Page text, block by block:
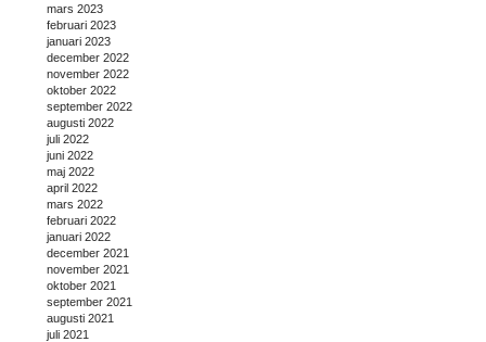
mars 2023
februari 2023
januari 2023
december 2022
november 2022
oktober 2022
september 2022
augusti 2022
juli 2022
juni 2022
maj 2022
april 2022
mars 2022
februari 2022
januari 2022
december 2021
november 2021
oktober 2021
september 2021
augusti 2021
juli 2021